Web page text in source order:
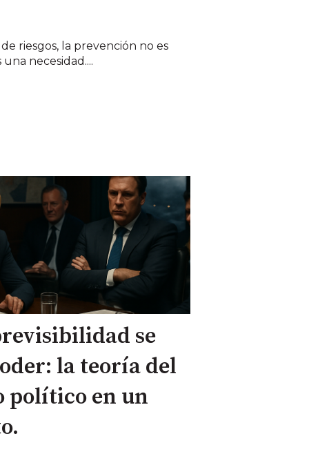
riesgos, la prevención no es
necesidad....
se
la teoría del
político en un